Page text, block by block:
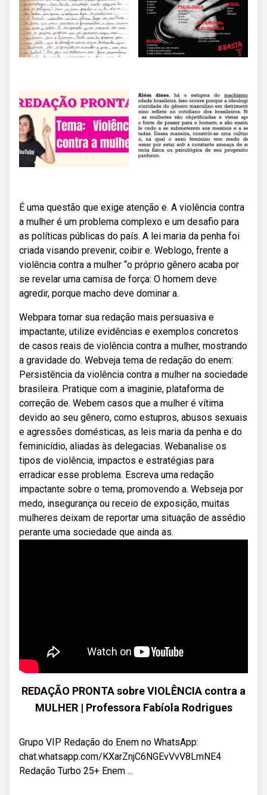
É uma questão que exige atenção e. A violência contra
a mulher é um problema complexo e um desafio para
as políticas públicas do país. A lei maria da penha foi
criada visando prevenir, coibir e. Weblogo, frente a
violência contra a mulher “o próprio gênero acaba por
se revelar uma camisa de força: O homem deve
agredir, porque macho deve dominar a.
Webpara tornar sua redação mais persuasiva e
impactante, utilize evidências e exemplos concretos
de casos reais de violência contra a mulher, mostrando
a gravidade do. Webveja tema de redação do enem:
Persistência da violência contra a mulher na sociedade
brasileira. Pratique com a imaginie, plataforma de
correção de. Webem casos que a mulher é vítima
devido ao seu gênero, como estupros, abusos sexuais
e agressões domésticas, as leis maria da penha e do
feminicídio, aliadas às delegacias. Webanalise os
tipos de violência, impactos e estratégias para
erradicar esse problema. Escreva uma redação
impactante sobre o tema, promovendo a. Webseja por
medo, insegurança ou receio de exposição, muitas
mulheres deixam de reportar uma situação de assédio
perante uma sociedade que ainda as.
REDAÇÃO PRONTA sobre VIOLÊNCIA contra a
MULHER | Professora Fabíola Rodrigues
Grupo VIP Redação do Enem no WhatsApp:
chat.whatsapp.com/KXarZnjC6NGEvVvV8LmNE4
Redação Turbo 25+ Enem ...